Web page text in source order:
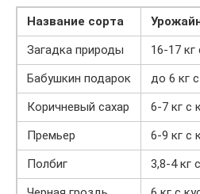
Название сорта
Загадка природы
16-17 кг
Бабушкин подарок
до 6 кг
Коричневый сахар
6-7 кг с
Премьер
6-9 кг с
Полбиг
3,8-4 кг